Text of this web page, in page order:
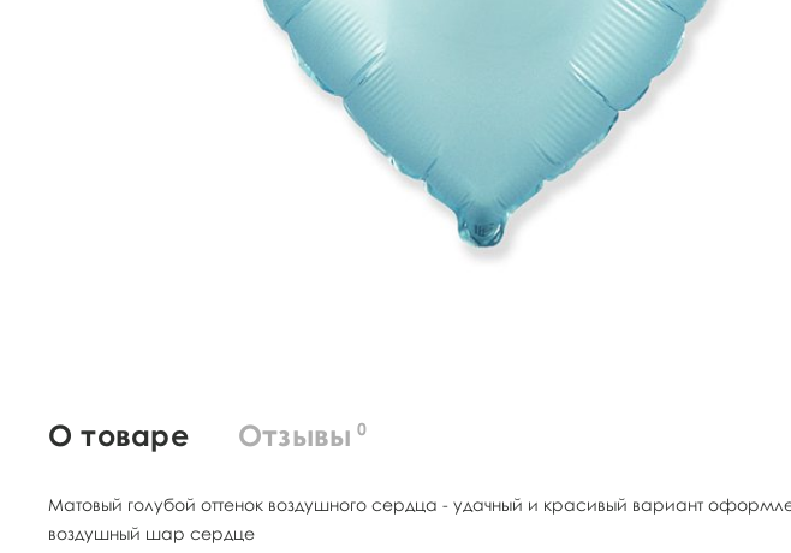
О товаре Отзывы 0
Матовый голубой оттенок воздушного сердца - удачный и красивый вариант
воздушный шар сердце